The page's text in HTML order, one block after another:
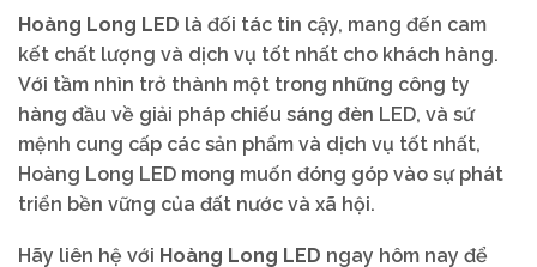
Hoàng Long LED là đối tác tin cậy, mang đến cam
kết chất lượng và dịch vụ tốt nhất cho khách hàng.
Với tầm nhìn trở thành một trong những công ty
hàng đầu về giải pháp chiếu sáng đèn LED, và sứ
mệnh cung cấp các sản phẩm và dịch vụ tốt nhất,
Hoàng Long LED mong muốn đóng góp vào sự phát
triển bền vững của đất nước và xã hội.
Hãy liên hệ với Hoàng Long LED ngay hôm nay để